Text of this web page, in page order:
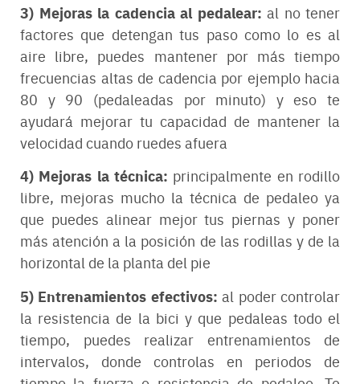
3) Mejoras la cadencia al pedalear: al no tener
factores que detengan tus paso como lo es al
aire libre, puedes mantener por más tiempo
frecuencias altas de cadencia por ejemplo hacia
80 y 90 (pedaleadas por minuto) y eso te
ayudará mejorar tu capacidad de mantener la
velocidad cuando ruedes afuera
4) Mejoras la técnica: principalmente en rodillo
libre, mejoras mucho la técnica de pedaleo ya
que puedes alinear mejor tus piernas y poner
más atención a la posición de las rodillas y de la
horizontal de la planta del pie
5) Entrenamientos efectivos: al poder controlar
la resistencia de la bici y que pedaleas todo el
tiempo, puedes realizar entrenamientos de
intervalos, donde controlas en periodos de